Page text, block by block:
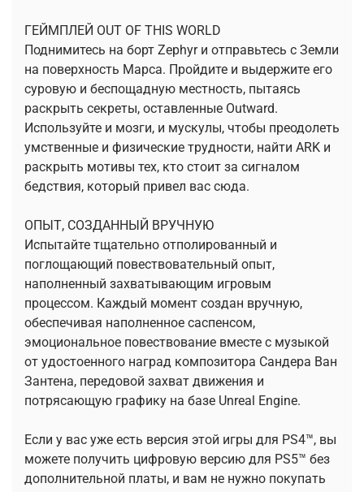
ГЕЙМПЛЕЙ OUT OF THIS WORLD
Поднимитесь на борт Zephyr и отправьтесь с Земли
на поверхность Марса. Пройдите и выдержите его
суровую и беспощадную местность, пытаясь
раскрыть секреты, оставленные Outward.
Используйте и мозги, и мускулы, чтобы преодолеть
умственные и физические трудности, найти ARK и
раскрыть мотивы тех, кто стоит за сигналом
бедствия, который привел вас сюда.
ОПЫТ, СОЗДАННЫЙ ВРУЧНУЮ
Испытайте тщательно отполированный и
поглощающий повествовательный опыт,
наполненный захватывающим игровым
процессом. Каждый момент создан вручную,
обеспечивая наполненное саспенсом,
эмоциональное повествование вместе с музыкой
от удостоенного наград композитора Сандера Ван
Зантена, передовой захват движения и
потрясающую графику на базе Unreal Engine.
Если у вас уже есть версия этой игры для PS4™, вы
можете получить цифровую версию для PS5™ без
дополнительной платы, и вам не нужно покупать